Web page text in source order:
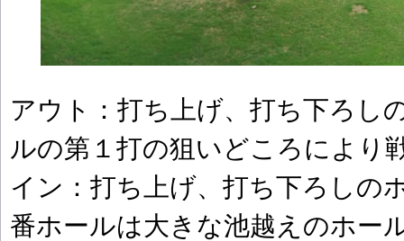
アウト：打ち上げ、打ち下ろし
ルの第１打の狙いどころにより
イン：打ち上げ、打ち下ろしの
番ホールは大きな池越えのホー